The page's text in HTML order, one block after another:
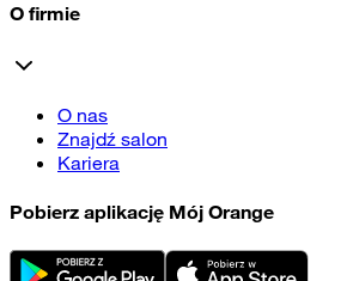
O firmie
O nas
Znajdź salon
Kariera
Pobierz aplikację Mój Orange